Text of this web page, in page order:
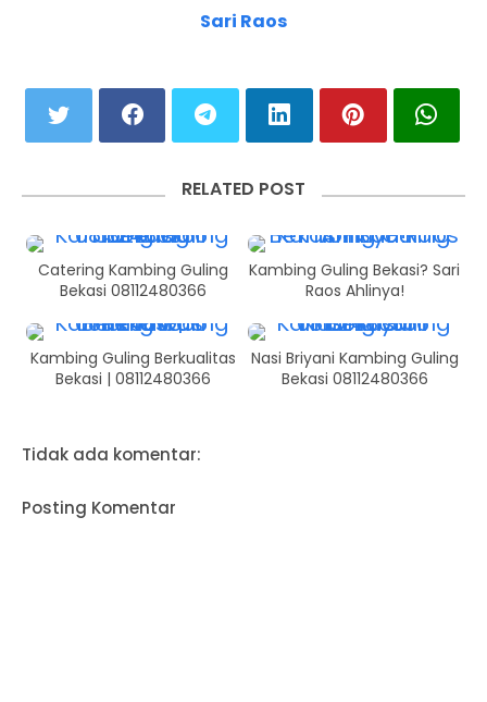
Sari Raos
RELATED POST
Catering Kambing Guling
Bekasi 08112480366
Kambing Guling Bekasi? Sari
Raos Ahlinya!
Kambing Guling Berkualitas
Bekasi | 08112480366
Nasi Briyani Kambing Guling
Bekasi 08112480366
Tidak ada komentar:
Posting Komentar